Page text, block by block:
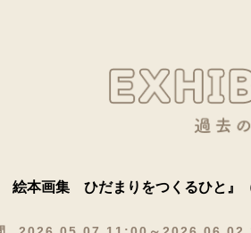
絵本画集 ひだまりをつくるひと』